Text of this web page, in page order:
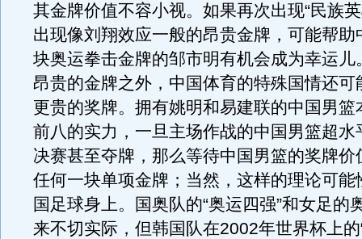
其金牌价值不容小视。如果再次出现“民族
出现像刘翔效应一般的昂贵金牌，可能帮助
块奥运拳击金牌的邹市明有机会成为幸运儿
昂贵的金牌之外，中国体育的特殊国情还可
更贵的奖牌。拥有姚明和易建联的中国男篮
前八的实力，一旦主场作战的中国男篮超水
决赛甚至夺牌，那么等待中国男篮的奖牌价
任何一块单项金牌；当然，这样的理论可能
国足球身上。国奥队的“奥运四强”和女足的
来不切实际，但韩国队在2002年世界杯上的